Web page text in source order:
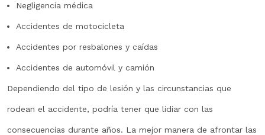
Negligencia médica
Accidentes de motocicleta
Accidentes por resbalones y caídas
Accidentes de automóvil y camión
Dependiendo del tipo de lesión y las circunstancias que
rodean el accidente, podría tener que lidiar con las
consecuencias durante años. La mejor manera de afrontar las